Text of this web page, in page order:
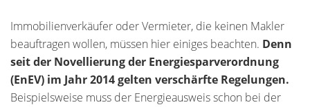
Immobilienverkäufer oder Vermieter, die keinen Makler
beauftragen wollen, müssen hier einiges beachten. Denn
seit der Novellierung der Energiesparverordnung
(EnEV) im Jahr 2014 gelten verschärfte Regelungen.
Beispielsweise muss der Energieausweis schon bei der